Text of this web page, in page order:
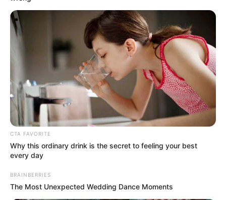
Concessionária adota medidas para prevenir princípios de
incêndios e garantir a segurança nas rodovias
Fonte: Da Redação
10/08/2023 Foto: Ilustrativa
ShareFacebook
CTA FAVORITE
Why this ordinary drink is the secret to feeling your best
every day
BRAINBERRIES
The Most Unexpected Wedding Dance Moments